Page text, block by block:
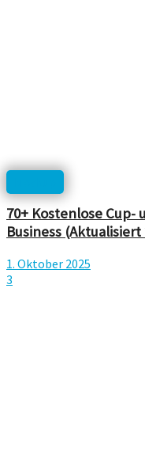
70+ Kostenlose Cup-
Business (Aktualisiert
1. Oktober 2025
3